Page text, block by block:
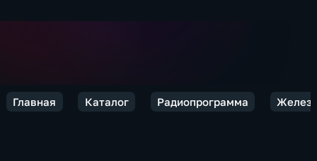
Главная Каталог Радиопрограмма